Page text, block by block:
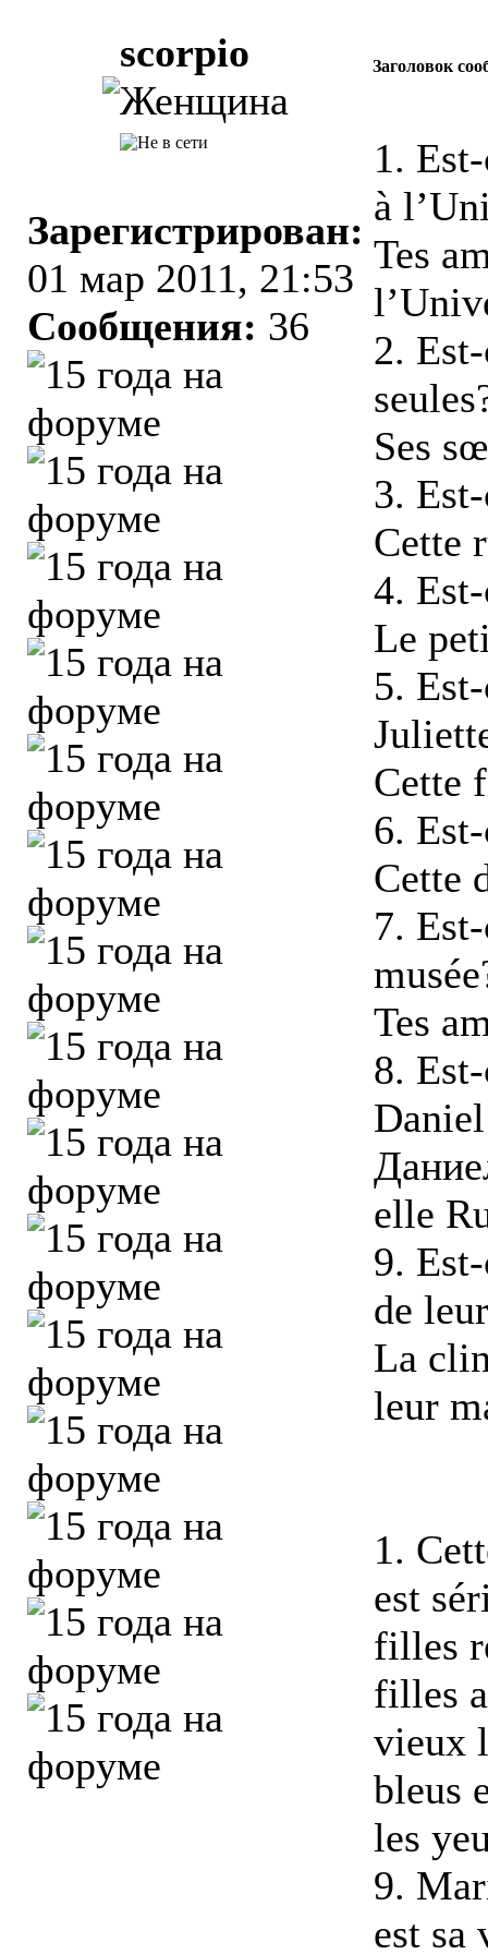
scorpio Заголовок
Зарегистрирован:
01 мар 2011, 21:53
Сообщения: 36
1.
à
Tes
2.
Ses
3.
Cette
4.
Le
5.
Cette
6.
Cette
7.
Tes
8.
elle
9.
de
La
leur
1.
est
filles
filles
vieux
bleus
les
9.
est sa